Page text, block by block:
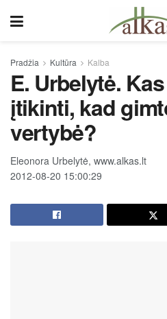
Pradžia Kultūra Kalba
E. Urbelytė.
įtikinti, kad
vertybė?
Eleonora Urbelytė, www.alkas.lt
2012-08-20 15:00:29